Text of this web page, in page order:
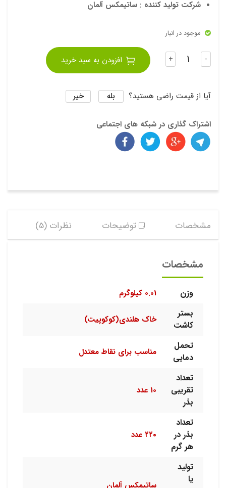
شرکت تولید کننده : ساتیمکس آلمان
موجود در انبار
- تعداد + افزودن به سبد خرید
آیا از قیمت راضی هستید؟ بله خیر
اشتراک گذاری در شبکه های اجتماعی
مشخصات توضیحات نظرات (5)
مشخصات
وزن 0.01 کیلوگرم
بستر
کاشت
خاک هلندی(کوکوپیت)
تحمل
دمایی
مناسب برای نقاط معتدل
تعداد
تقریبی
بذر
10 عدد
تعداد
بذر در
هر گرم
۲۲۰ عدد
تولید
یا
ساتیمکس آلمان